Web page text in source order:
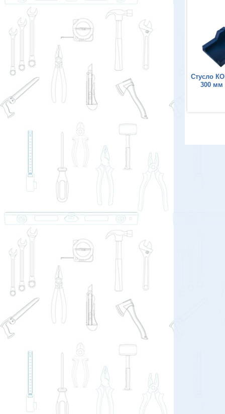
Стусло КОБАЛЬТ пластиковое
300 мм x 65 мм х 40 мм
Стусло
300 мм